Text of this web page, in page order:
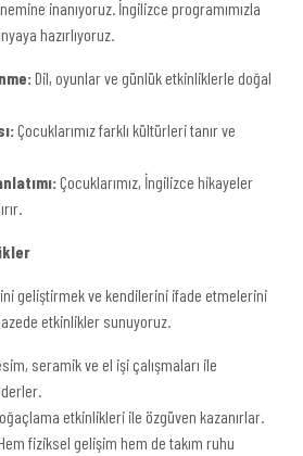
inanıyoruz. İngilizce programımızla
hazırlıyoruz.
Dil, oyunlar ve günlük etkinliklerle doğal
Çocuklarımız farklı kültürleri tanır ve
Çocuklarımız, İngilizce hikayeler
geliştirmek ve kendilerini ifade etmelerini
etkinlikler sunuyoruz.
seramik ve el işi çalışmaları ile
etkinlikleri ile özgüven kazanırlar.
fiziksel gelişim hem de takım ruhu